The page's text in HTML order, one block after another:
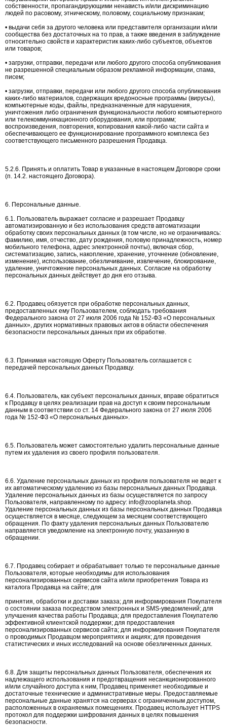
собственности, пропагандирующими ненависть и/или дискриминацию
людей по расовому, этническому, половому, социальному признакам;
• выдачи себя за другого человека или представителя организации и/или
сообщества без достаточных на то прав, а также введения в заблуждение
относительно свойств и характеристик каких-либо субъектов, объектов
или товаров;
• загрузки, отправки, передачи или любого другого способа опубликования
не разрешенной специальным образом рекламной информации, спама,
писем;
• загрузки, отправки, передачи или любого другого способа опубликования
каких-либо материалов, содержащих вредоносные программы (вирусы),
компьютерные коды, файлы, предназначенные для нарушения,
уничтожения либо ограничения функциональности любого компьютерного
или телекоммуникационного оборудования, или программ;
воспроизведения, повторения, копирования какой-либо части сайта и
обеспечивающего ее функционирование программного комплекса без
соответствующего письменного разрешения Продавца.
5.2.6. Принять и оплатить Товар в указанные в настоящем Договоре сроки
(п. 14.2. настоящего Договора).
6. Персональные данные.
6.1. Пользователь выражает согласие и разрешает Продавцу
автоматизированную и без использования средств автоматизации
обработку своих персональных данных (в том числе, но не ограничиваясь:
фамилию, имя, отчество, дату рождения, половую принадлежность, номер
мобильного телефона, адрес электронной почты), включая сбор,
систематизацию, запись, накопление, хранение, уточнение (обновление,
изменение), использование, обезличивание, извлечение, блокирование,
удаление, уничтожение персональных данных. Согласие на обработку
персональных данных действует до дня его отзыва.
6.2. Продавец обязуется при обработке персональных данных,
предоставленных ему Пользователем, соблюдать требования
Федерального закона от 27 июля 2006 года № 152-ФЗ «О персональных
данных», других нормативных правовых актов в области обеспечения
безопасности персональных данных при их обработке.
6.3. Принимая настоящую Оферту Пользователь соглашается с
передачей персональных данных Продавцу.
6.4. Пользователь, как субъект персональных данных, вправе обратиться
к Продавцу в целях реализации прав на доступ к своим персональным
данным в соответствии со ст. 14 Федерального закона от 27 июля 2006
года № 152-ФЗ «О персональных данных».
6.5. Пользователь может самостоятельно удалить персональные данные
путем их удаления из своего профиля пользователя.
6.6. Удаление персональных данных из профиля пользователя не ведет к
их автоматическому удалению из базы персональных данных Продавца.
Удаление персональных данных из базы осуществляется по запросу
Пользователя, направленному по адресу: info@zooplaneta.shop.
Удаление персональных данных из базы персональных данных Продавца
осуществляется в месяце, следующем за месяцем соответствующего
обращения. По факту удаления персональных данных Пользователю
направляется уведомление на электронную почту, указанную в
обращении.
6.7. Продавец собирает и обрабатывает только те персональные данные
Пользователя, которые необходимы для использования
персонализированных сервисов сайта и/или приобретения Товара из
каталога Продавца на сайте; для
принятия, обработки и доставки заказа; для информирования Покупателя
о состоянии заказа посредством электронных и SMS-уведомлений; для
улучшения качества работы Продавца; для предоставления Покупателю
эффективной клиентской поддержки; для предоставления
персонализированных сервисов сайта; для информирования Покупателя
о проводимых Продавцом мероприятиях и акциях; для проведения
статистических и иных исследований на основе обезличенных данных.
6.8. Для защиты персональных данных Пользователя, обеспечения их
надлежащего использования и предотвращения несанкционированного
и/или случайного доступа к ним, Продавец применяет необходимые и
достаточные технические и административные меры. Предоставляемые
персональные данные хранятся на серверах с ограниченным доступом,
расположенных в охраняемых помещениях. Продавец использует HTTPS
протокол для поддержки шифрования данных в целях повышения
безопасности.